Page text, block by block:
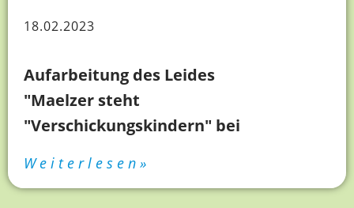
18.02.2023
Aufarbeitung des Leides
"Maelzer steht
"Verschickungskindern" bei
Weiterlesen»